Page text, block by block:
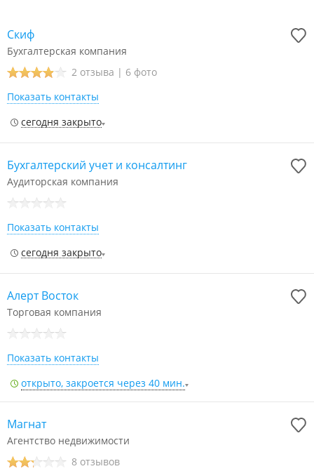
Скиф
Бухгалтерская компания
2 отзыва | 6 фото
Показать контакты
сегодня закрыто
Бухгалтерский учет и консалтинг
Аудиторская компания
Показать контакты
сегодня закрыто
Алерт Восток
Торговая компания
Показать контакты
открыто, закроется через 40 мин.
Магнат
Агентство недвижимости
8 отзывов